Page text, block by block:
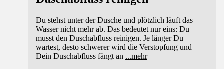
Du stehst unter der Dusche und plötzlich läuft das
Wasser nicht mehr ab. Das bedeutet nur eins: Du
musst den Duschabfluss reinigen. Je länger Du
wartest, desto schwerer wird die Verstopfung und
Dein Duschabfluss fängt an ...mehr